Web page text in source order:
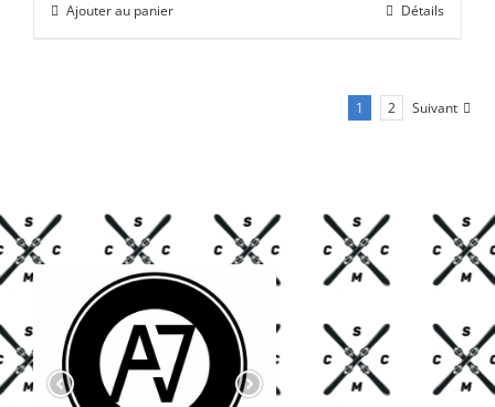
était :
Ajouter au panier Détails
1 2 Suivant